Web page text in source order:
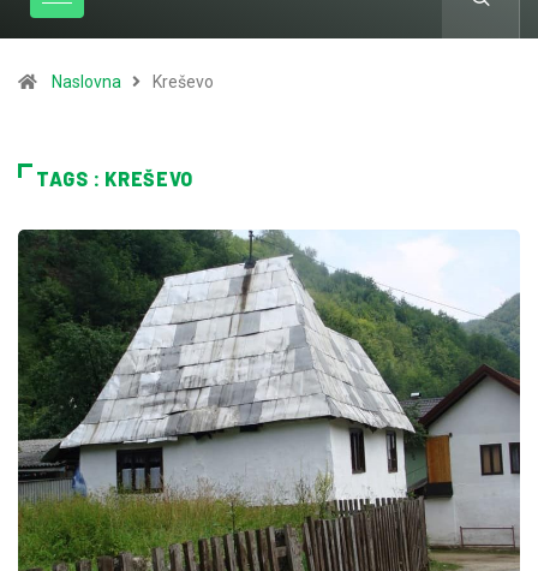
Naslovna Kreševo
TAGS : KREŠEVO